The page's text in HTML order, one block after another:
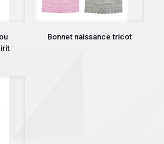
Bonnet naissance tricot